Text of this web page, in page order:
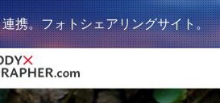
携。フォトシェアリングサイト。